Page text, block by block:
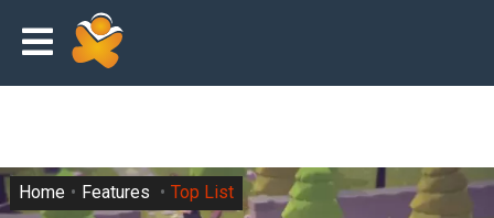
Home Features Top List